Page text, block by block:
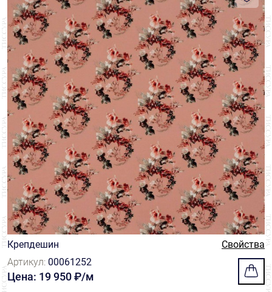
Крепдешин
Свойства
Артикул: 00061252
Цена: 19 950 ₽/м